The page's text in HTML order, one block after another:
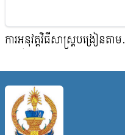
ការអនុវត្តវិធីសាស្ត្របង្រៀនតាម
បញ្ជ្រាបការអប់រំប្រកបដោយនិរន្
ភាព (ESD) លើមុខវិជ្ជា
គណិតដីវិទ្យា